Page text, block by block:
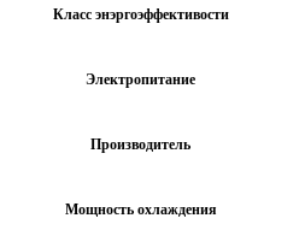
Класс энэргоэффективости
Электропитание
Производитель
Мощность охлаждения